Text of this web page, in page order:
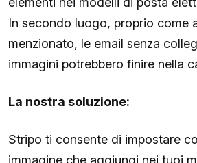
In secondo luogo, proprio come
menzionato, le email senza
immagini potrebbero finire nella
La nostra soluzione:
Stripo ti consente di impostare
immagine che aggiungi nei tuoi